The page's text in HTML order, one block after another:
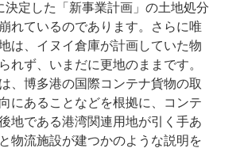
決定した「新事業計画」の土地処分
れているのであります。さらに唯
は、イヌイ倉庫が計画していた物
れず、いまだに更地のままです。
、博多港の国際コンテナ貨物の取
にあることなどを根拠に、コンテ
地である港湾関連用地が引く手あ
物流施設が建つかのような説明を